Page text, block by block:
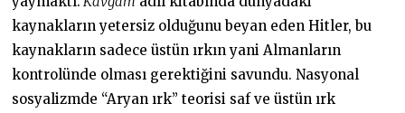
kaynakların yetersiz olduğunu beyan eden Hitler, bu
kaynakların sadece üstün ırkın yani Almanların
kontrolünde olması gerektiğini savundu. Nasyonal
sosyalizmde “Aryan ırk” teorisi saf ve üstün ırk